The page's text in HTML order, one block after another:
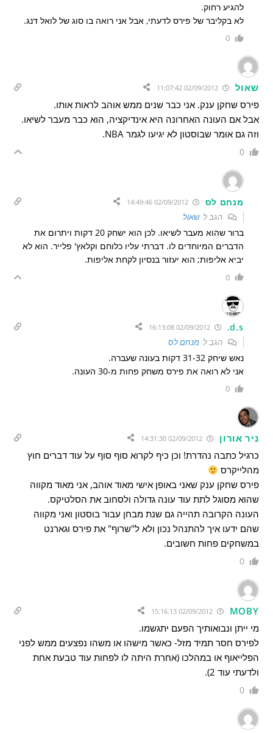
להגיע רחוק.
לא בקליבר של פירס לדעתי, אבל אני רואה בו סוג של לואל דנג.
0
שאול 02/09/2012 11:07:42
פירס שחקן ענק. אני כבר שנים ממש אוהב לראות אותו.
אבל אם העונה האחרונה היא אינדיקציה, הוא כבר מעבר לשיאו.
וזה גם אומר שבוסטון לא יגיעו לגמר NBA.
0
מנחם לס 02/09/2012 14:49:46
הגב לשאול
ברור שהוא מעבר לשיאו. לכן הוא ישחק 20 דקות ויתרום את
הדברים המיוחדים לו. דברתי עליו כלוחם וקלאץ' פלייר. הוא לא
יביא אליפות; הוא יעזור בנסיון לקחת אליפות.
0
d.s.
02/09/2012 16:13:08
הגב למנחם לס
נאש שיחק 31-32 דקות בעונה שעברה.
אני לא רואה את פירס משחק פחות מ-30 העונה.
0
ניר אורון
כרגיל כתבה נהדרת! וכן כיף לקרוא סוף סוף על עוד דברים חוץ
מהלייקרס
פירס שחקן ענק שאני באופן אישי מאוד אוהב, אני מאוד מקווה
שהוא מסוגל לתת עוד עונה גדולה ולסחוב את הסלטיקס.
העונה הקרובה תהייה גם שנת מבחן עבור בוסטון ואני מקווה
שהם ידעו איך להתנהל נכון ולא ל"שרוף" את פירס וגארנט
במשחקים פחות חשובים.
0
MOBY
02/09/2012 15:16:13
מי ייתן ונבואותיך הפעם יתגשמו.
לפירס חסר תמיד מזל- כאשר מישהו או משהו נפצעים ממש לפני
הפלייאוף או במהלכו (אחרת היתה לו לפחות עוד טבעת אחת
ולדעתי עוד 2).
0